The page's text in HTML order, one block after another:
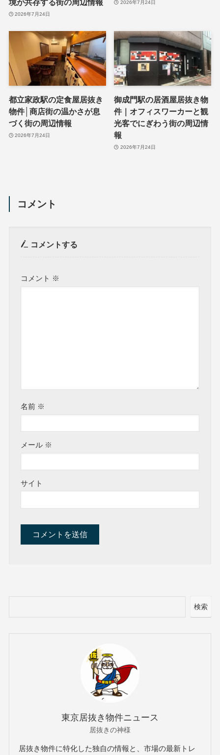
境が共存する街の周辺情報
2026年7月24日
2026年7月24日
都立家政駅の定食屋居抜き
物件│商店街の温かさが息
づく街の周辺情報
2026年7月24日
御成門駅の居酒屋居抜き物
件｜オフィスワーカーと観
光客でにぎわう街の周辺情
報
2026年7月24日
コメント
コメントする
コメント ※
名前 ※
メール ※
サイト
検索
東京居抜き物件ニュース
居抜きの神様
居抜き物件に特化した独自の情報と、市場の最新トレ